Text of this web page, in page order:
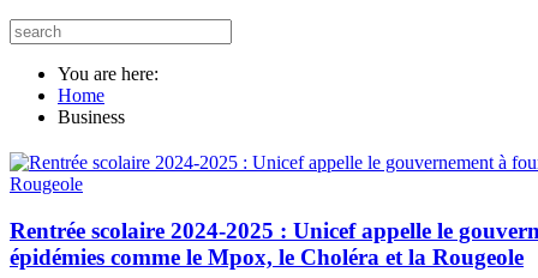
You are here:
Home
Business
Rentrée scolaire 2024-2025 : Unicef appelle le
épidémies comme le Mpox, le Choléra et la Rougeole